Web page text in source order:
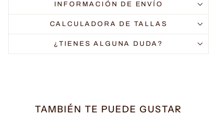
INFORMACIÓN DE ENVÍO
CALCULADORA DE TALLAS
¿TIENES ALGUNA DUDA?
TAMBIÉN TE PUEDE GUSTAR